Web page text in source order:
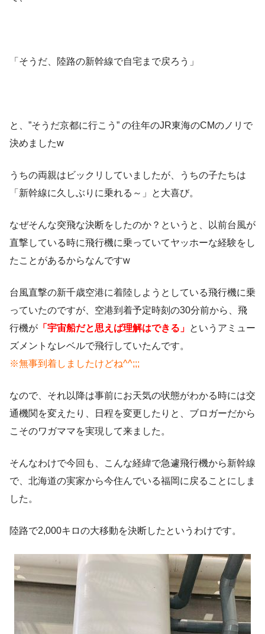
「そうだ、陸路の新幹線で自宅まで戻ろう」
と、”そうだ京都に行こう” の往年のJR東海のCMのノリで
決めましたw
うちの両親はビックリしていましたが、うちの子たちは
「新幹線に久しぶりに乗れる～」と大喜び。
なぜそんな突飛な決断をしたのか？というと、以前台風が
直撃している時に飛行機に乗っていてヤッホーな経験をし
たことがあるからなんですw
台風直撃の新千歳空港に着陸しようとしている飛行機に乗
っていたのですが、空港到着予定時刻の30分前から、飛
行機が 「宇宙船だと思えば理解はできる」 というアミュー
ズメントなレベルで飛行していたんです。
※無事到着しましたけどね^^;;;
なので、それ以降は事前にお天気の状態がわかる時には交
通機関を変えたり、日程を変更したりと、ブロガーだから
こそのワガママを実現して来ました。
そんなわけで今回も、こんな経緯で急遽飛行機から新幹線
で、北海道の実家から今住んでいる福岡に戻ることにしま
した。
陸路で2,000キロの大移動を決断したというわけです。